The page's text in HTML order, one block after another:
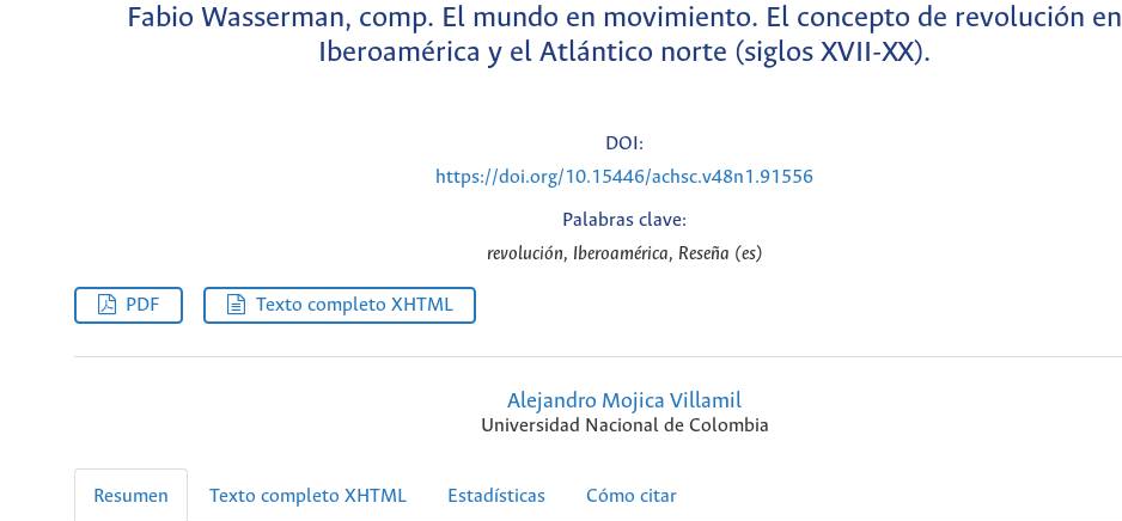
Fabio Wasserman, comp. El mundo en movimiento. El concepto de revolución en
Iberoamérica y el Atlántico norte (siglos XVII-XX).
DOI:
https://doi.org/10.15446/achsc.v48n1.91556
Palabras clave:
revolución, Iberoamérica, Reseña (es)
PDF Texto completo XHTML
Alejandro Mojica Villamil
Universidad Nacional de Colombia
Resumen Texto completo XHTML Estadísticas Cómo citar